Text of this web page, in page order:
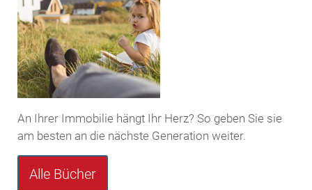
An Ihrer Immobilie hängt Ihr Herz? So geben Sie sie
am besten an die nächste Generation weiter.
Alle Bücher